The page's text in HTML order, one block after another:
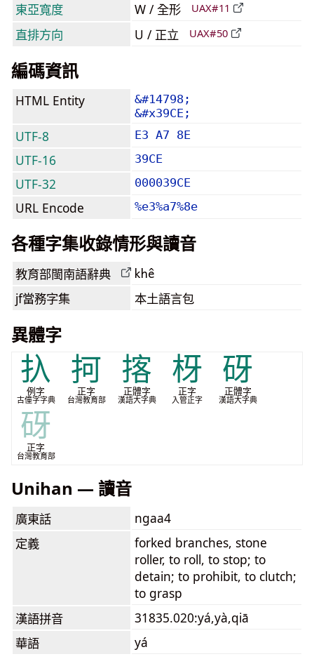
東亞寬度
W / 全形 UAX#11
直排方向 U / 正立 UAX#50
編碼資訊
HTML Entity
&#14798;
&#x39CE;
UTF-8 E3 A7 8E
UTF-16 39CE
UTF-32 000039CE
URL Encode %e3%a7%8e
各種字集收錄情形與讀音
教育部閩南語辭典 khê
jf當務字集 本土語言包
異體字
扖
例字
古僮字字典
抲
正字
台灣教育部
揢
正體字
漢語大字典
枒
正字
入管正字
砑
正體字
漢語大字典
砑
正字
台灣教育部
Unihan — 讀音
廣東話
ngaa4
定義
forked branches, stone
roller, to roll, to stop; to
detain; to prohibit, to clutch;
to grasp
漢語拼音
31835.020:yá,yà,qiā
華語
yá